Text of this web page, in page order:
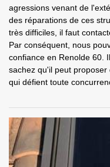
agressions venant de
des réparations de ces
très difficiles, il faut
Par conséquent, nous
confiance en Renolde 60.
sachez qu'il peut
qui défient toute